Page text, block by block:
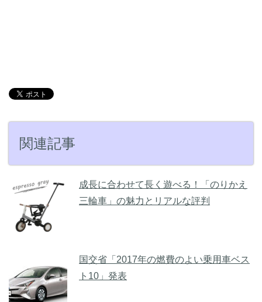
関連記事
成長に合わせて長く遊べる！「のりかえ
三輪車」の魅力とリアルな評判
国交省「2017年の燃費のよい乗用車ベス
ト10」発表